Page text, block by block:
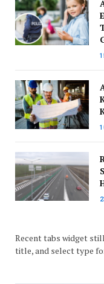
Recent tabs widget
title, and select type